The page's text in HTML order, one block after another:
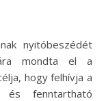
mondta el a
hogy felhívja a
és fenntartható